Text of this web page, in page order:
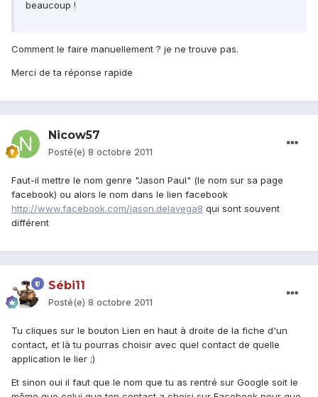
beaucoup !
Comment le faire manuellement ? je ne trouve pas.
Merci de ta réponse rapide
Nicow57
Posté(e) 8 octobre 2011
Faut-il mettre le nom genre "Jason Paul" (le nom sur sa page
facebook) ou alors le nom dans le lien facebook
http://www.facebook.com/jason.delavega8 qui sont souvent
différent
Sébi11
Posté(e) 8 octobre 2011
Tu cliques sur le bouton Lien en haut à droite de la fiche d'un
contact, et là tu pourras choisir avec quel contact de quelle
application le lier ;)
Et sinon oui il faut que le nom que tu as rentré sur Google soit le